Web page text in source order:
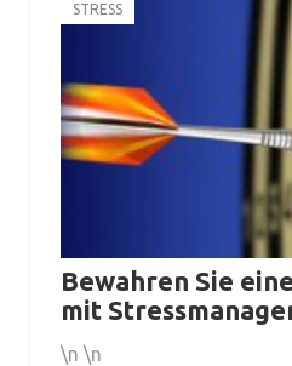
STRESS
Bewahren Sie
mit
\n \n